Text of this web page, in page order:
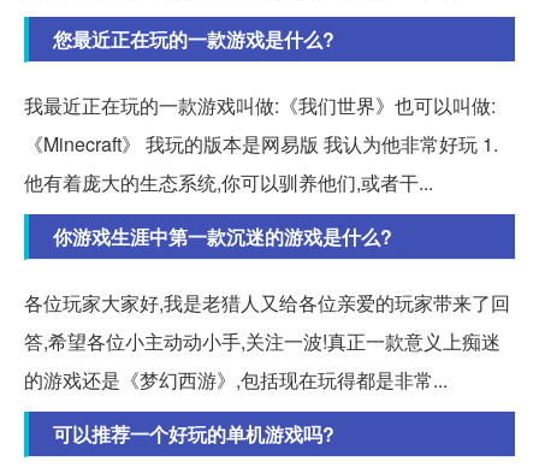
您最近正在玩的一款游戏是什么?
我最近正在玩的一款游戏叫做:《我们世界》也可以叫做:
《Minecraft》 我玩的版本是网易版 我认为他非常好玩 1.
他有着庞大的生态系统,你可以驯养他们,或者干...
你游戏生涯中第一款沉迷的游戏是什么?
各位玩家大家好,我是老猎人又给各位亲爱的玩家带来了回
答,希望各位小主动动小手,关注一波!真正一款意义上痴迷
的游戏还是《梦幻西游》,包括现在玩得都是非常...
可以推荐一个好玩的单机游戏吗?